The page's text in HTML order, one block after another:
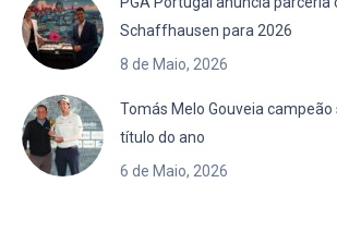
Schaffhausen para 2026
8 de Maio, 2026
Tomás Melo Gouveia
título do ano
6 de Maio, 2026